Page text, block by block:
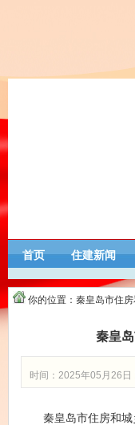
首页 住建新闻
你的位置： 秦皇岛市住
秦皇
时间：2025年05月26日
秦皇岛市住房和